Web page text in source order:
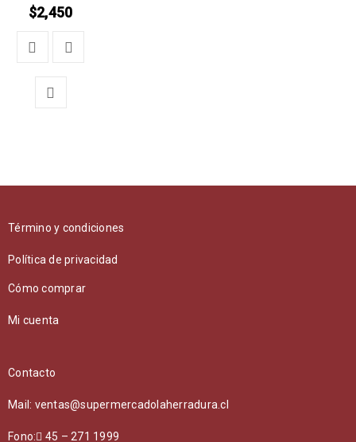
$2,450
Término y condiciones
Política de privacidad
Cómo comprar
Mi cuenta
Contacto
Mail: ventas@supermercadolaherradura.cl
Fono: 45 – 271 1999